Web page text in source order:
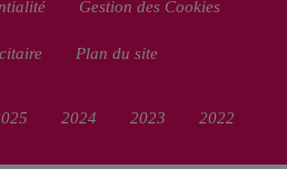
Gestion des Cookies
Plan du site
2024 2023 2022